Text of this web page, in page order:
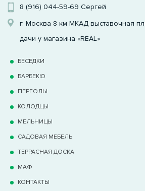
8 (916) 044-59-69 Сергей
г. Москва 8 км МКАД выставочная
дачи у магазина «REAL»
БЕСЕДКИ
БАРБЕКЮ
ПЕРГОЛЫ
КОЛОДЦЫ
МЕЛЬНИЦЫ
САДОВАЯ МЕБЕЛЬ
ТЕРРАCНАЯ ДОСКА
МАФ
КОНТАКТЫ